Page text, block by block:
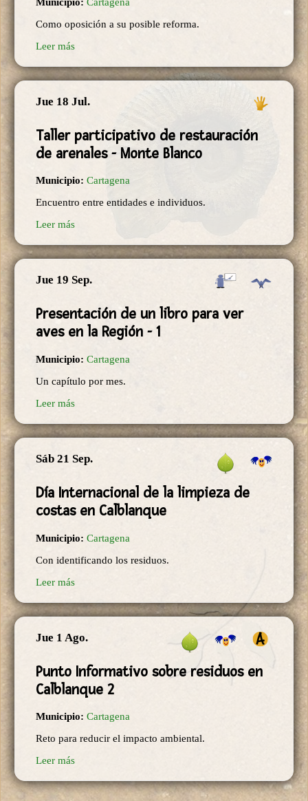
Como oposición a su posible reforma.
Leer más
Jue 18 Jul.
Taller participativo de restauración
de arenales - Monte Blanco
Municipio: Cartagena
Encuentro entre entidades e individuos.
Leer más
Jue 19 Sep.
Presentación de un libro para ver
aves en la Región - 1
Municipio: Cartagena
Un capítulo por mes.
Leer más
Sáb 21 Sep.
Día Internacional de la limpieza de
costas en Calblanque
Municipio: Cartagena
Con identificando los residuos.
Leer más
Jue 1 Ago.
Punto Informativo sobre residuos en
Calblanque 2
Municipio: Cartagena
Reto para reducir el impacto ambiental.
Leer más